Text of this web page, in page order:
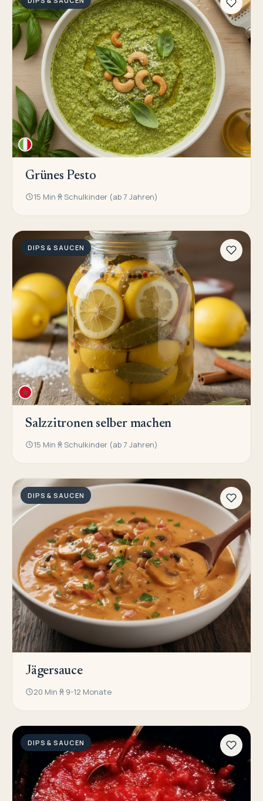
Grünes Pesto
15 Min Schulkinder (ab 7 Jahren)
DIPS & SAUCEN
Salzzitronen selber machen
15 Min Schulkinder (ab 7 Jahren)
DIPS & SAUCEN
Jägersauce
20 Min 9-12 Monate
DIPS & SAUCEN